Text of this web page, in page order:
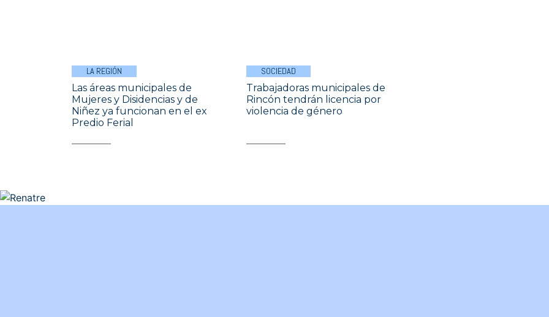
LA REGIÓN
Las áreas municipales de
Mujeres y Disidencias y de
Niñez ya funcionan en el ex
Predio Ferial
SOCIEDAD
Trabajadoras municipales de
Rincón tendrán licencia por
violencia de género